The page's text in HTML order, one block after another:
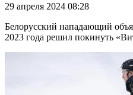
29 апреля 2024 08:28
Белорусский нападающий
2023 года решил покинуть